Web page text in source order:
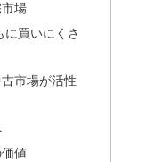
場
に買いにくさ
市場が活性
値